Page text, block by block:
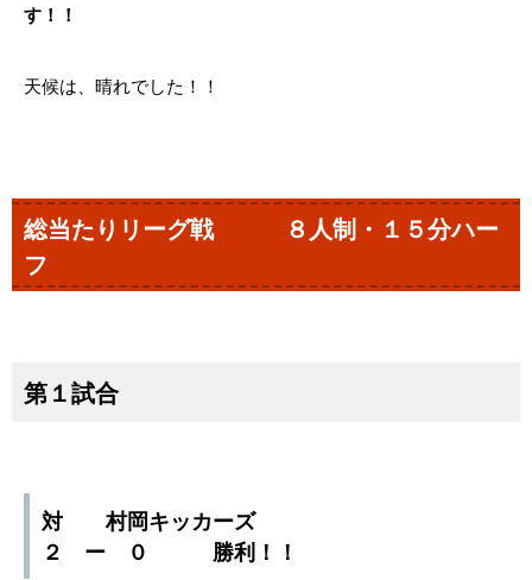
す！！
天候は、晴れでした！！
総当たりリーグ戦 ８人制・１５分ハー
フ
第１試合
対 村岡キッカーズ
２ ー ０ 勝利！！